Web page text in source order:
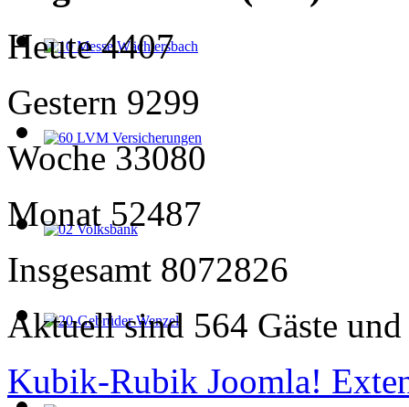
Heute4407
Gestern 9299
Woche33080
Monat 52487
Insgesamt 8072826
Aktuell sind 564 Gäste
Kubik-Rubik Joomla!